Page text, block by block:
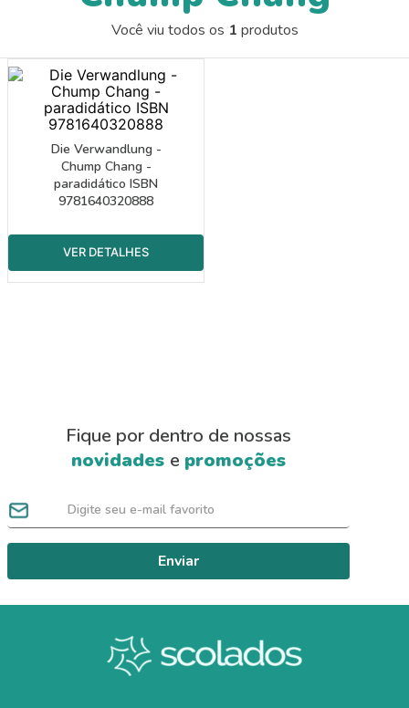
Você viu todos os 1 produtos
Die Verwandlung -
Chump Chang -
paradidático ISBN
9781640320888
Fique por dentro de nossas
novidades e promoções
Enviar